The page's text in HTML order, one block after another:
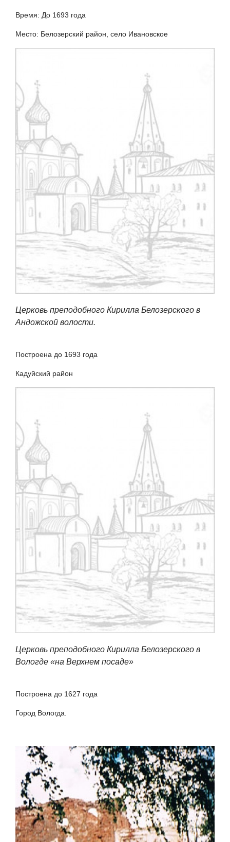
Время: До 1693 года
Место: Белозерский район, село Ивановское
Церковь преподобного Кирилла Белозерского в
Андожской волости.
Построена до 1693 года
Кадуйский район
Церковь преподобного Кирилла Белозерского в
Вологде «на Верхнем посаде»
Построена до 1627 года
Город Вологда.